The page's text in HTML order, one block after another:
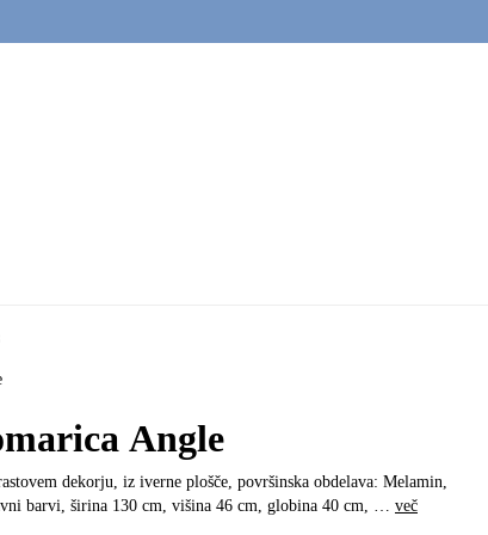
Angle
dekorju, iz iverne plošče, površinska obdelava: Melamin,
barvi, širina 130 cm, višina 46 cm, globina 40 cm, … več